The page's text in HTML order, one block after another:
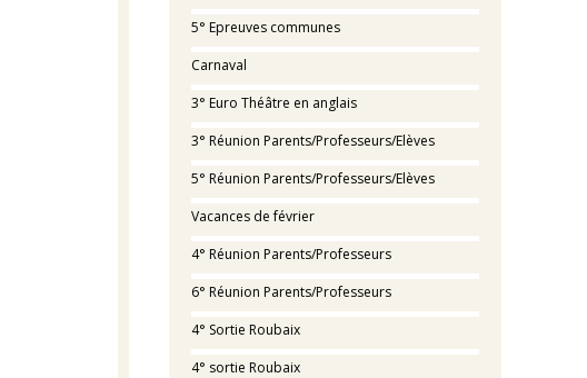
5° Epreuves communes
Carnaval
3° Euro Théâtre en anglais
3° Réunion Parents/Professeurs/Elèves
5° Réunion Parents/Professeurs/Elèves
Vacances de février
4° Réunion Parents/Professeurs
6° Réunion Parents/Professeurs
4° Sortie Roubaix
4° sortie Roubaix